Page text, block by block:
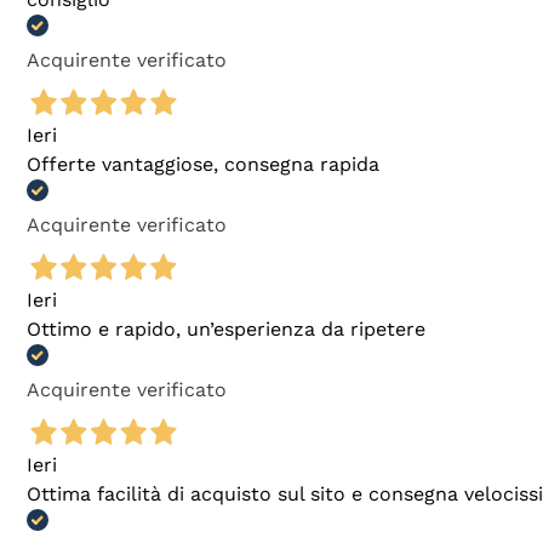
Acquirente verificato
Ieri
Offerte vantaggiose, consegna rapida
Acquirente verificato
Ieri
Ottimo e rapido, un’esperienza da ripetere
Acquirente verificato
Ieri
Ottima facilità di acquisto sul sito e consegna